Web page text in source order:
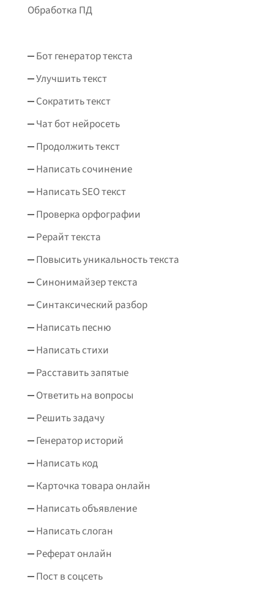
Обработка ПД
Бот генератор текста
Улучшить текст
Сократить текст
Чат бот нейросеть
Продолжить текст
Написать сочинение
Написать SEO текст
Проверка орфографии
Рерайт текста
Повысить уникальность текста
Синонимайзер текста
Синтаксический разбор
Написать песню
Написать стихи
Расставить запятые
Ответить на вопросы
Решить задачу
Генератор историй
Написать код
Карточка товара онлайн
Написать объявление
Написать слоган
Реферат онлайн
Пост в соцсеть